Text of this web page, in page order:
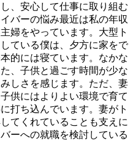
、安心して仕事に取り組む
バーの悩み最近は私の年収
婦をやっています。大型ト
ている僕は、夕方に家をで
的には寝ています。なかな
、子供と過ごす時間が少な
しさを感じます。ただ、妻
供にはよりよい環境で育て
打ち込んでいます。妻がト
てくれていることも支えに
ーへの就職を検討している